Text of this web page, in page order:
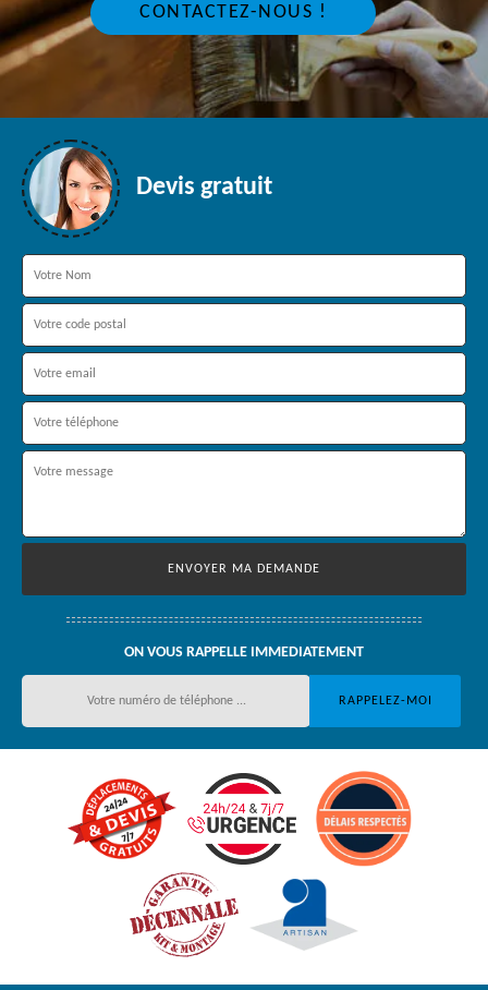
CONTACTEZ-NOUS !
Devis gratuit
ON VOUS RAPPELLE IMMEDIATEMENT